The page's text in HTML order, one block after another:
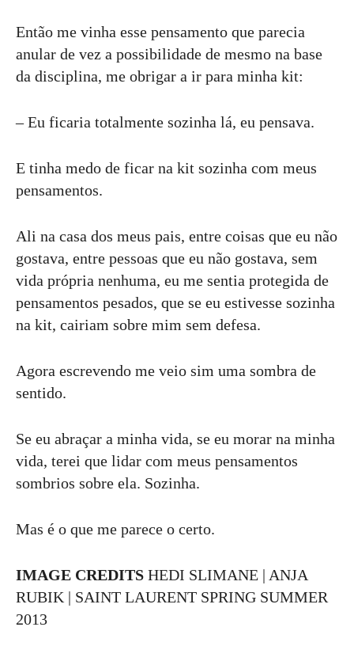
Então me vinha esse pensamento que parecia
anular de vez a possibilidade de mesmo na base
da disciplina, me obrigar a ir para minha kit:
– Eu ficaria totalmente sozinha lá, eu pensava.
E tinha medo de ficar na kit sozinha com meus
pensamentos.
Ali na casa dos meus pais, entre coisas que eu não
gostava, entre pessoas que eu não gostava, sem
vida própria nenhuma, eu me sentia protegida de
pensamentos pesados, que se eu estivesse sozinha
na kit, cairiam sobre mim sem defesa.
Agora escrevendo me veio sim uma sombra de
sentido.
Se eu abraçar a minha vida, se eu morar na minha
vida, terei que lidar com meus pensamentos
sombrios sobre ela. Sozinha.
Mas é o que me parece o certo.
IMAGE CREDITS HEDI SLIMANE | ANJA
RUBIK | SAINT LAURENT SPRING SUMMER
2013